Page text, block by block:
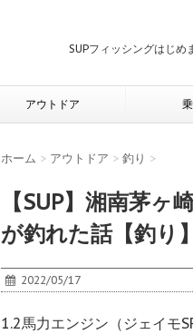
SUPフィッシングはじめ
アウトドア
ホーム > アウトドア > 釣り >
【SUP】湘南茅
が釣れた話【釣り】
2022/05/17
1.2馬力エンジン（ジェイモ